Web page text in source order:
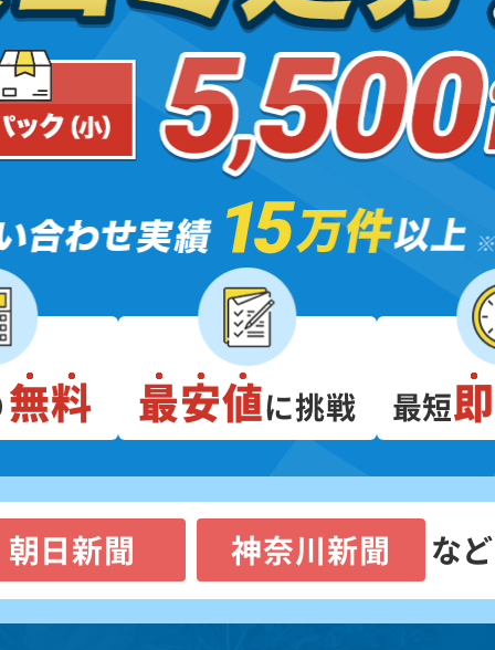
無料 最安値に挑戦 最短
朝日新聞 神奈川新聞 な